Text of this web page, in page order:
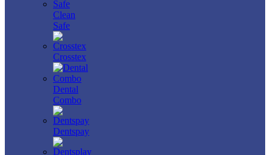
Clean
Safe
Crosstex
Dental
Combo
Dentspay